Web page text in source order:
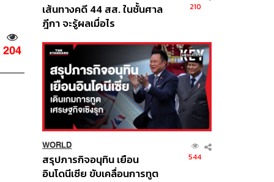
204
เส้นทางคดี 44 สส. ในชั้นศาล
ฎีกา จะรู้ผลเมื่อไร
210
WORLD
สรุปภารกิจอนุทิน เยือน
อินโดนีเซีย ขับเคลื่อนการทูต
544